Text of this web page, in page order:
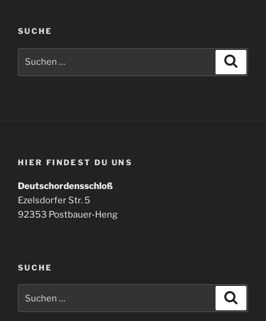
SUCHE
HIER FINDEST DU UNS
Deutschordensschloß
Ezelsdorfer Str. 5
92353 Postbauer-Heng
SUCHE
nach: